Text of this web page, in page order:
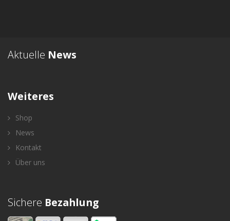
Aktuelle News
Weiteres
Shop
News
Kontakt
Über uns
Sichere Bezahlung